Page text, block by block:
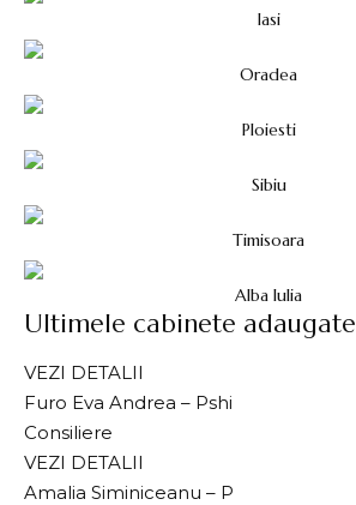
Iasi
Oradea
Ploiesti
Sibiu
Timisoara
Alba Iulia
Ultimele cabinete adaugate
VEZI DETALII
Furo Eva Andrea – Pshi
Consiliere
VEZI DETALII
Amalia Siminiceanu – P